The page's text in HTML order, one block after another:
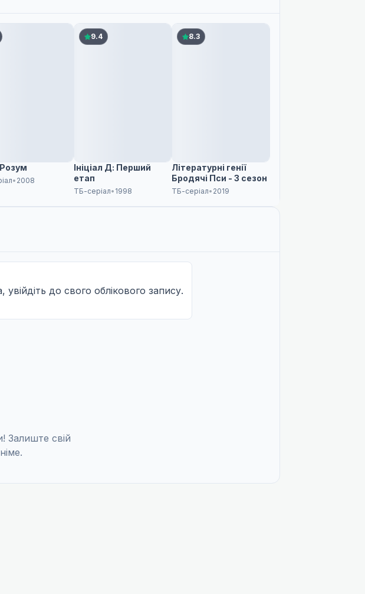
• 2008
9.4
Ініціал Д: Перший
етап
ТБ-серіал• 1998
8.3
Літературні генії
Бродячі Пси - 3 сезон
ТБ-серіал• 2019
увійдіть до свого облікового запису.
Залиште свій